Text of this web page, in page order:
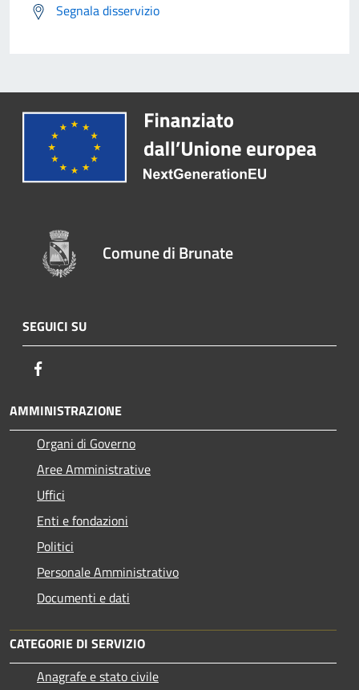
Segnala disservizio
Comune di Brunate
SEGUICI SU
AMMINISTRAZIONE
Organi di Governo
Aree Amministrative
Uffici
Enti e fondazioni
Politici
Personale Amministrativo
Documenti e dati
CATEGORIE DI SERVIZIO
Anagrafe e stato civile